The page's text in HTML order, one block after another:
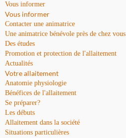
Vous informer
Vous informer
Contacter une animatrice
Une animatrice bénévole près de chez vous
Des études
Promotion et protection de l'allaitement
Actualités
Votre allaitement
Anatomie physiologie
Bénéfices de l'allaitement
Se préparer?
Les débuts
Allaitement dans la société
Situations particulières